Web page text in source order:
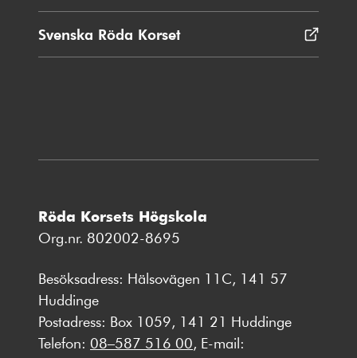
Svenska Röda Korset
i
Röda Korsets Högskola
Org.nr. 802002-8695
Besöksadress: Hälsovägen 11C, 141 57
Huddinge
Postadress: Box 1059, 141 21 Huddinge
Telefon: 08–587 516 00, E-mail: